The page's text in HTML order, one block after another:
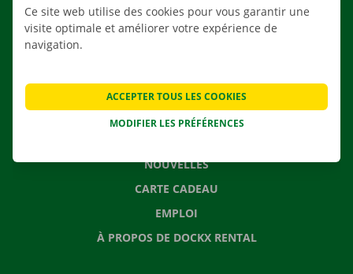
APPLI
CONTACTEZ NOUS
NOUVELLES
CARTE CADEAU
EMPLOI
À PROPOS DE DOCKX RENTAL
Ce site web utilise des cookies pour vous garantir une
visite optimale et améliorer votre expérience de
navigation.
MODIFIER LES PRÉFÉRENCES
ACCEPTER TOUS LES COOKIES